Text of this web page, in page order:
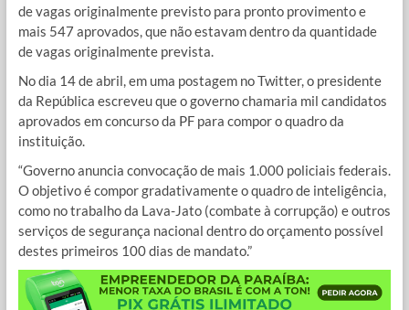
de vagas originalmente previsto para pronto provimento e
mais 547 aprovados, que não estavam dentro da quantidade
de vagas originalmente prevista.
No dia 14 de abril, em uma postagem no Twitter, o presidente
da República escreveu que o governo chamaria mil candidatos
aprovados em concurso da PF para compor o quadro da
instituição.
“Governo anuncia convocação de mais 1.000 policiais federais.
O objetivo é compor gradativamente o quadro de inteligência,
como no trabalho da Lava-Jato (combate à corrupção) e outros
serviços de segurança nacional dentro do orçamento possível
destes primeiros 100 dias de mandato.”